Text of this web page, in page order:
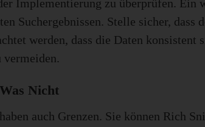
Implementierung zu überprüfen. Ein
Suchergebnissen. Stelle sicher, dass
werden, dass die Daten konsistent
vermeiden.
Nicht
auch Grenzen. Sie können Rich